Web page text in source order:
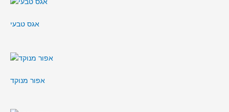
אגס טבעי
אפור מנוקד